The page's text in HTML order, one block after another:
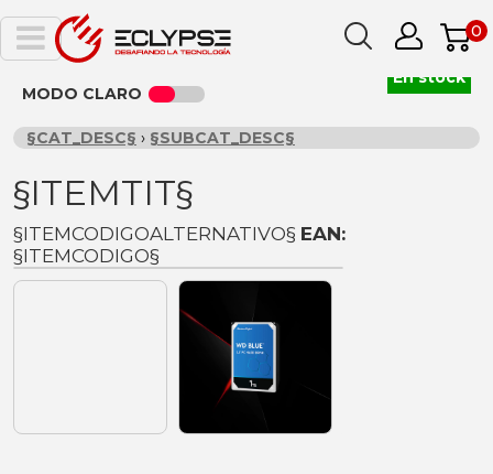
0
MODO CLARO
§CAT_DESC§ › §SUBCAT_DESC§
§ITEMTIT§
§ITEMCODIGOALTERNATIVO§ EAN:
§ITEMCODIGO§
En stock